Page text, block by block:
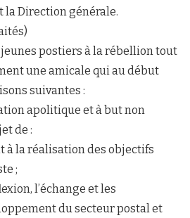
la Direction générale.
jeunes postiers à la rébellion tout
une amicale qui au début
suivantes :
apolitique et à but non
de :
à la réalisation des objectifs
;
l’échange et les
du secteur postal et